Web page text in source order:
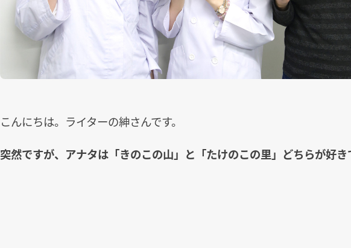
こんにちは。ライターの紳さんです。
突然ですが、アナタは「きのこの山」と「たけのこの里」どちらが好き